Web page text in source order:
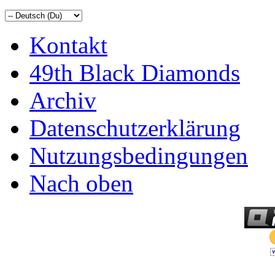
Kontakt
49th Black Diamonds
Archiv
Datenschutzerklärung
Nutzungsbedingungen
Nach oben